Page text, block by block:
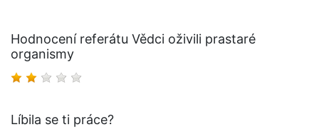
Hodnocení referátu Vědci oživili prastaré
organismy
Líbila se ti práce?